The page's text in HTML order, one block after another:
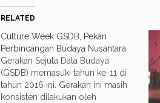
RELATED
Culture Week GSDB, Pekan
Perbincangan Budaya Nusantara
Gerakan Sejuta Data Budaya
(GSDB) memasuki tahun ke-11 di
tahun 2016 ini. Gerakan ini masih
konsisten dilakukan oleh